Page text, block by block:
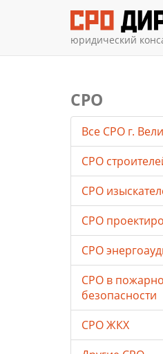
юридический
СРО
Все СРО г.
СРО
СРО
СРО
СРО
СРО в
безопасности
СРО ЖКХ